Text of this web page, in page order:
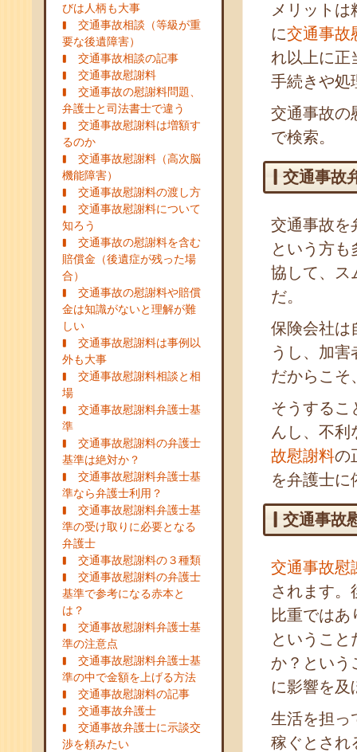
びは人柄も大事
交通事故相談（等級が重
要な後遺障害）
交通事故相談の記事
交通事故慰謝料
交通事故の慰謝料問題、
弁護士と司法書士で違う
交通事故慰謝料は増額す
るのか
交通事故慰謝料（高次脳
機能障害）
交通事故慰謝料の渡し方
交通事故慰謝料について
知ろう
交通事故の慰謝料を含む
賠償金（後遺症が残った場
合）
交通事故の慰謝料や賠償
金は知識がないと理解が難
しい
交通事故慰謝料は事例以
外も大事
交通事故慰謝料相談と相
場
交通事故慰謝料弁護士基
準
交通事故慰謝料の弁護士
基準は絶対か？
交通事故慰謝料弁護士基
準なら弁護士利用？
交通事故慰謝料弁護士基
準の受け取りに必要となる
弁護士
交通事故慰謝料の３種類
交通事故慰謝料の弁護士
基準で参考になる赤本と
は？
交通事故慰謝料弁護士基
準の注意点
交通事故慰謝料弁護士基
準の中で金額を上げる方法
交通事故慰謝料の記事
交通事故弁護士
交通事故弁護士に示談交
渉を頼みたい
メリット
に交通事故
れ以上に正
手続きや処
交通事故の
で検索。
交通事故
交通事故を
という方
協して、ス
だ。
保険会社は
うし、加
だからこそ
そうするこ
んし、不利
故慰謝料の
を弁護士に
交通事故
交通事故慰
されます。
比重では
というこ
か？という
に影響を及
生活を担っ
稼ぐとされ